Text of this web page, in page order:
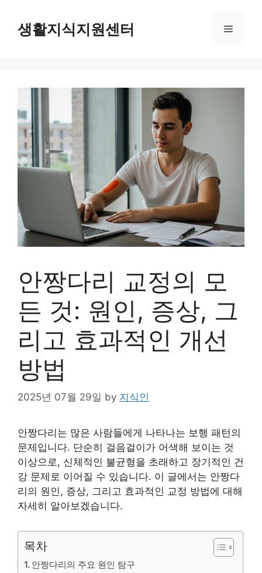
content생활지식지원센터 Menu
안짱다리 교정의 모
든 것: 원인, 증상, 그
리고 효과적인 개선
방법
2025년 07월 29일 by 지식인
안짱다리는 많은 사람들에게 나타나는 보행 패턴의
문제입니다. 단순히 걸음걸이가 어색해 보이는 것
이상으로, 신체적인 불균형을 초래하고 장기적인 건
강 문제로 이어질 수 있습니다. 이 글에서는 안짱다
리의 원인, 증상, 그리고 효과적인 교정 방법에 대해
자세히 알아보겠습니다.
목차
안짱다리의 주요 원인 탐구